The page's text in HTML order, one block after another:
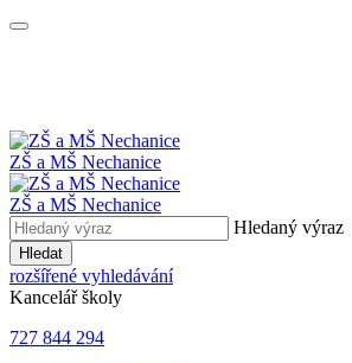
ZŠ a MŠ Nechanice
ZŠ a MŠ Nechanice
Hledaný výraz
Hledat
rozšířené vyhledávání
Kancelář školy
727 844 294